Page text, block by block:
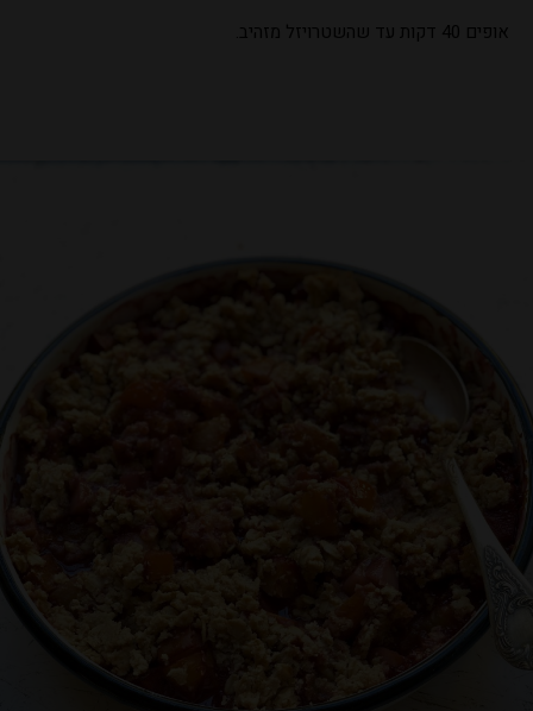
אופים 40 דקות עד שהשטרויזל מזהיב.